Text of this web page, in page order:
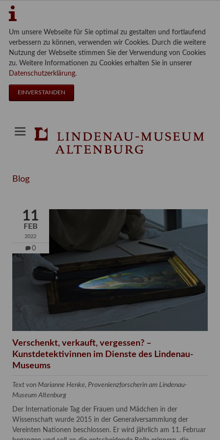
Um unsere Webseite für Sie optimal zu gestalten und fortlaufend
verbessern zu können, verwenden wir Cookies. Durch die weitere
Nutzung der Webseite stimmen Sie der Verwendung von Cookies
zu. Weitere Informationen zu Cookies erhalten Sie in unserer
Datenschutzerklärung.
EINVERSTANDEN
Blog
11
FEB
2022
0
Verschenkt, verkauft, vergessen? –
Kunstdetektivinnen im Dienste des Lindenau-
Museums
Text von Marianne Henke, Provenienzforscherin am Lindenau-
Museum Altenburg
Der Internationale Tag der Frauen und Mädchen in der
Wissenschaft wurde 2015 in der Generalversammlung der
Vereinten Nationen beschlossen. Er wird jährlich am 11. Februar